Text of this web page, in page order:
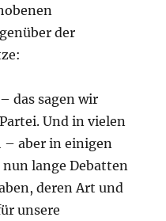
der
das sagen wir
Und in vielen
– aber in einigen
lange Debatten
deren Art und
unsere